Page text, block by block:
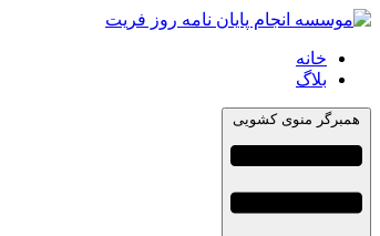
خانه
بلاگ
همبرگر منوی کشویی